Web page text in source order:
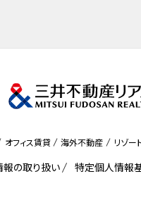
オフィス賃貸 海外不動産 リゾー
の取り扱い 特定個人情報